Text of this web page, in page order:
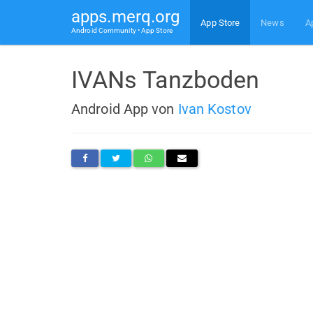
apps.merq.org
Android Community • App Store
App Store News
IVANs Tanzboden
Android App von Ivan Kostov